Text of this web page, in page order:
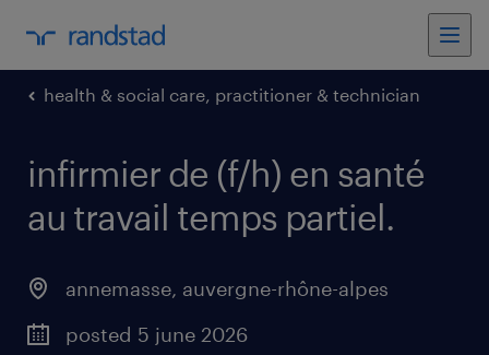
health & social care, practitioner & technician
infirmier de (f/h) en santé
au travail temps partiel.
annemasse, auvergne-rhône-alpes
posted 5 june 2026